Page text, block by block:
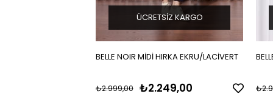
BELLE NOIR MİDİ HIRKA EKRU/LACİVERT
₺2.249,00
₺2.999,00
ÜCRETSIZ KARGO